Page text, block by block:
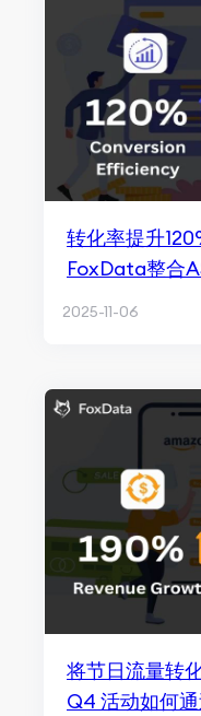
转化率提升
FoxData整合
2025-11-06
将节日流量转
Q4 活动如何